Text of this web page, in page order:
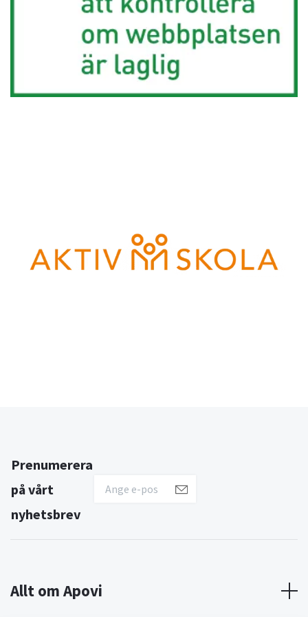
Prenumerera
på vårt
nyhetsbrev
Allt om Apovi